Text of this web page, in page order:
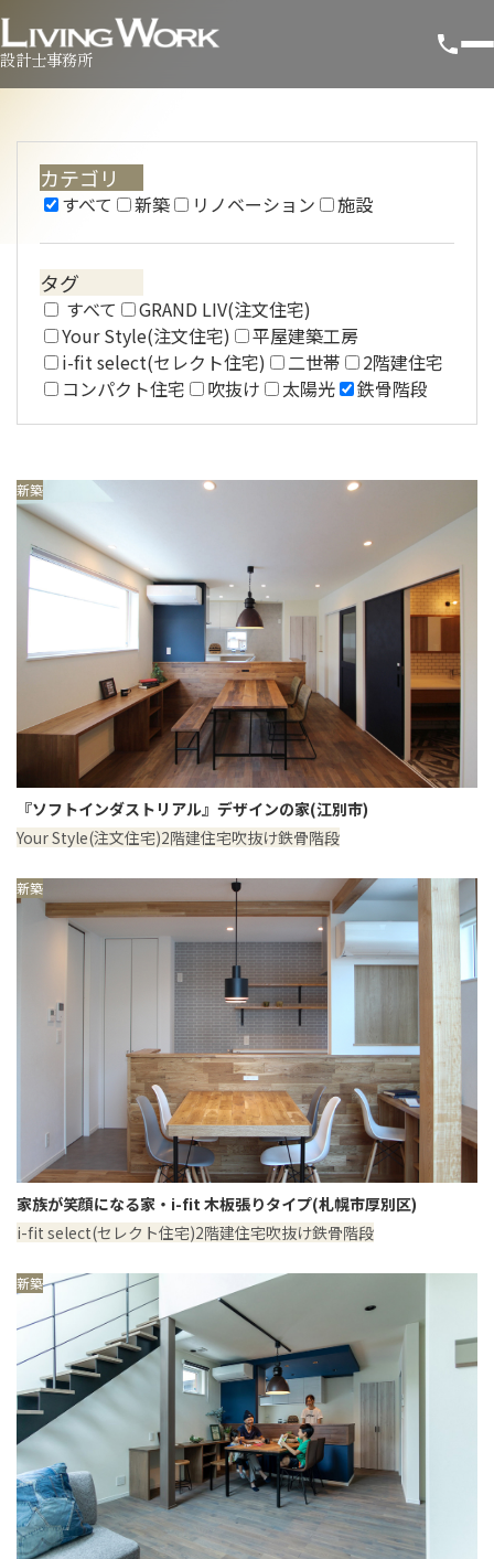
設計士事務所
カテゴリ
すべて 新築 リノベーション 施設
タグ
すべて
GRAND LIV(注文住宅)
Your Style(注文住宅)
平屋建築工房
i-fit select(セレクト住宅)
二世帯
2階建住宅
コンパクト住宅
吹抜け 太陽光 鉄骨階段
新築
『ソフトインダストリアル』デザインの家(江別市)
Your Style(注文住宅)2階建住宅吹抜け鉄骨階段
新築
家族が笑顔になる家・i-fit 木板張りタイプ(札幌市厚別区)
i-fit select(セレクト住宅)2階建住宅吹抜け鉄骨階段
新築